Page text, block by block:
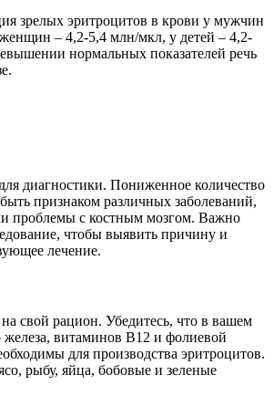
зрелых эритроцитов в крови у мужчин
– 4,2-5,4 млн/мкл, у детей – 4,2-
нормальных показателей речь
диагностики. Пониженное количество
признаком различных заболеваний,
проблемы с костным мозгом. Важно
чтобы выявить причину и
лечение.
свой рацион. Убедитесь, что в вашем
железа, витаминов B12 и фолиевой
для производства эритроцитов.
рыбу, яйца, бобовые и зеленые